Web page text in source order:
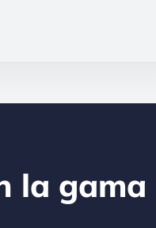
la gama